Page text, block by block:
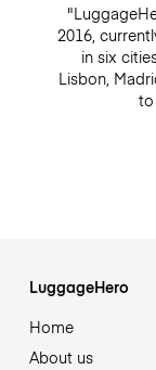
2016,
in six
Lisbon,
to
LuggageHero
Home
About us